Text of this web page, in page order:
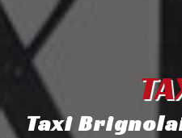
Taxi